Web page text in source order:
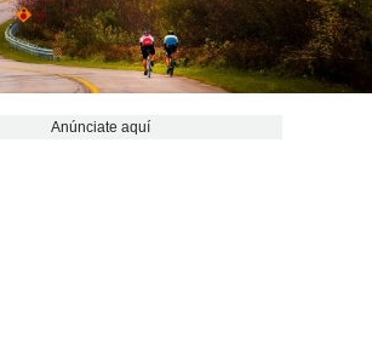
Anúnciate aquí